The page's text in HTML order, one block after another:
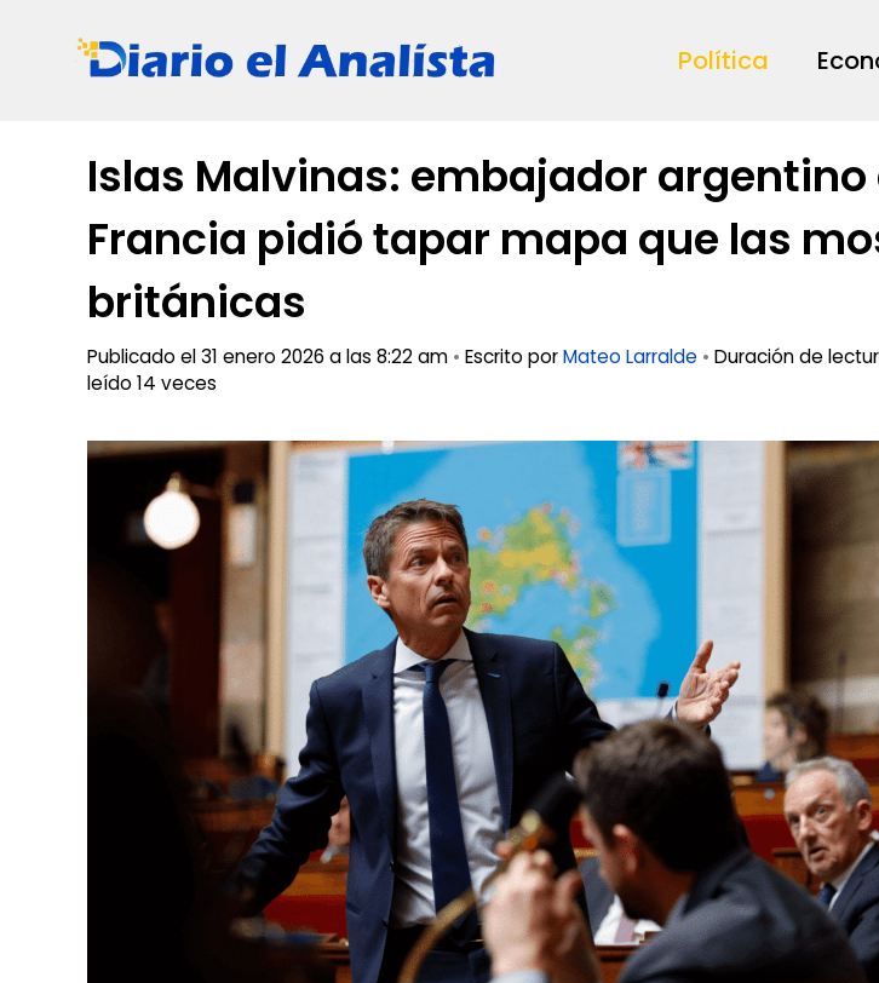
Política
Islas Malvinas: embajador argentino
Francia pidió tapar mapa que las
británicas
Publicado el 31 enero 2026 a las 8:22 am • Escrito porMateo Larralde • Duración de
leído 14 veces